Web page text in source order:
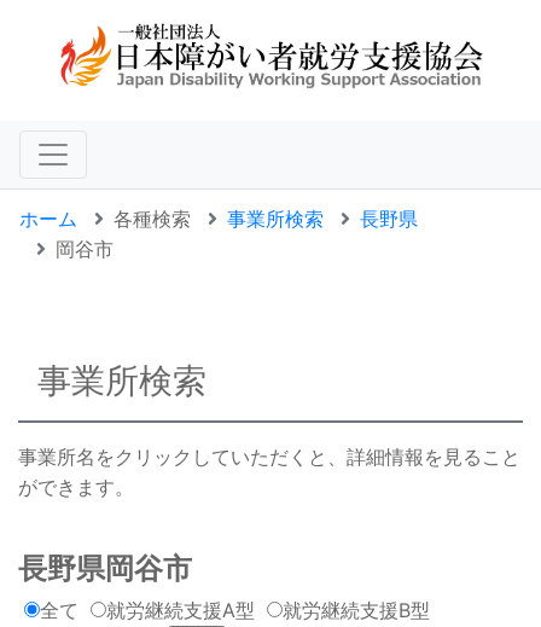
ホーム 各種検索 事業所検索
長野県
岡谷市
事業所検索
事業所名をクリックしていただくと、詳細情報を見ること
ができます。
長野県岡谷市
全て 就労継続支援A型
就労継続支援B型